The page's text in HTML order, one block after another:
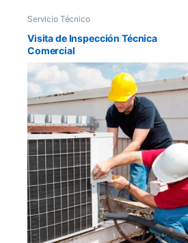
Servicio Técnico
Visita de Inspección Técnica
Comercial